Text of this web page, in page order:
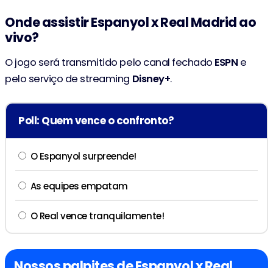
Onde assistir Espanyol x Real Madrid ao
vivo?
O jogo será transmitido pelo canal fechado ESPN e
pelo serviço de streaming Disney+.
Poll: Quem vence o confronto?
O Espanyol surpreende!
As equipes empatam
O Real vence tranquilamente!